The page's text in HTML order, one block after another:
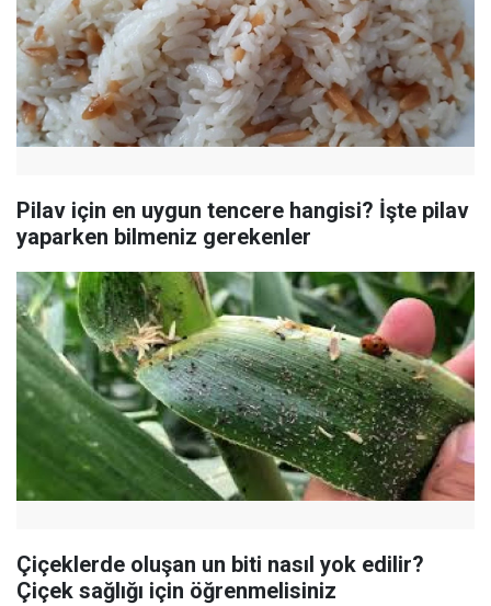
Pilav için en uygun tencere hangisi? İşte pilav
yaparken bilmeniz gerekenler
Çiçeklerde oluşan un biti nasıl yok edilir?
Çiçek sağlığı için öğrenmelisiniz